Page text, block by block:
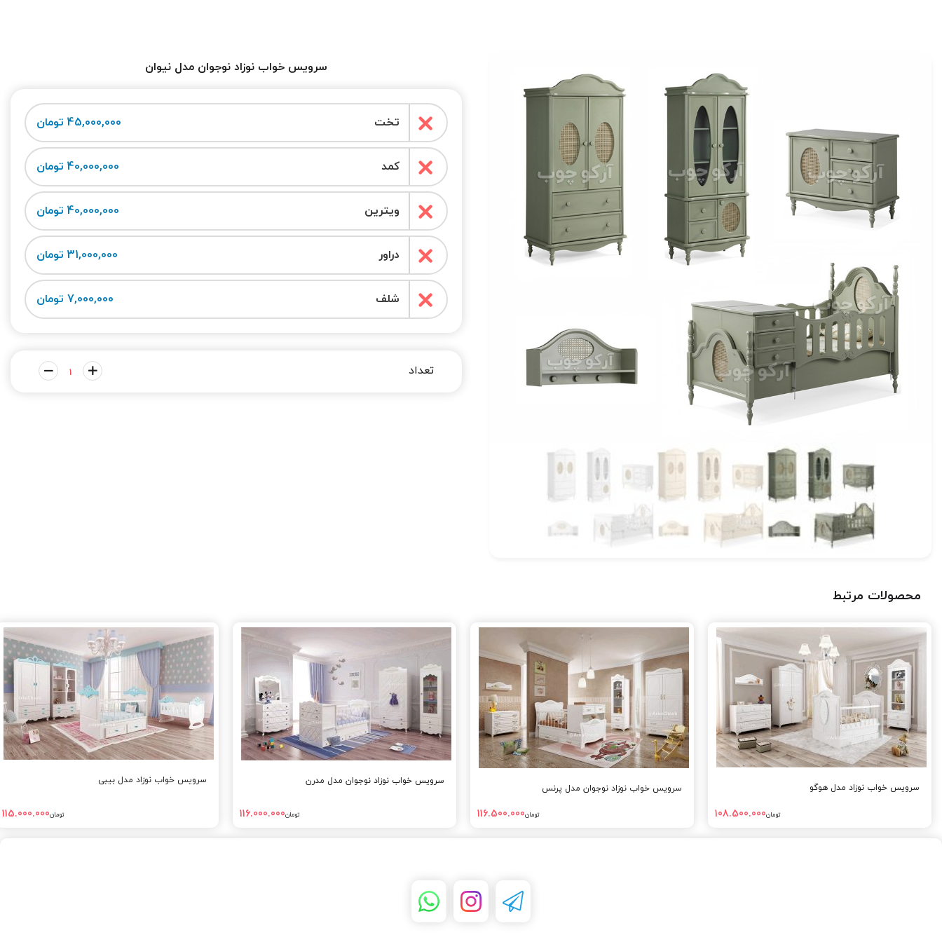
سرویس خواب نوزاد نوجوان مدل نیوان
تخت 45,000,000 تومان
کمد 40,000,000 تومان
ویترین 40,000,000 تومان
دراور 31,000,000 تومان
شلف 7,000,000 تومان
محصولات مرتبط
سرویس خواب نوزاد مدل هوگو
تومان108.500.000
سرویس خواب نوزاد نوجوان مدل پرنس
تومان116.500.000
سرویس خواب نوزاد نوجوان مدل مدرن
تومان116.000.000
سرویس خواب نوزاد مدل بیبی
تومان115.000.000